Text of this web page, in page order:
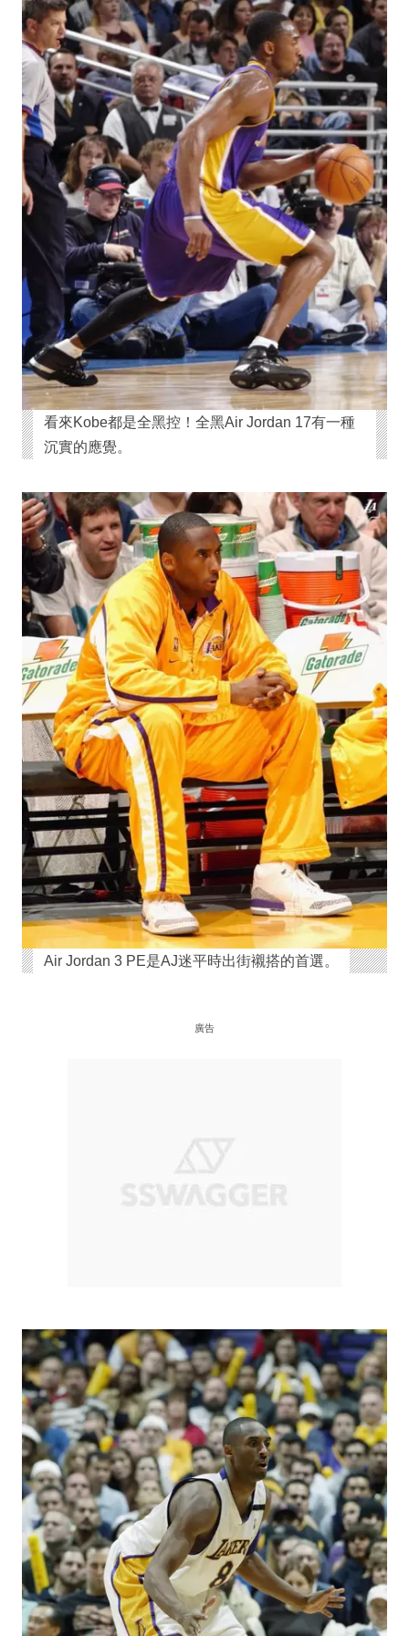
看來Kobe都是全黑控！全黑Air Jordan 17有一種
沉實的應覺。
Air Jordan 3 PE是AJ迷平時出街襯搭的首選。
廣告